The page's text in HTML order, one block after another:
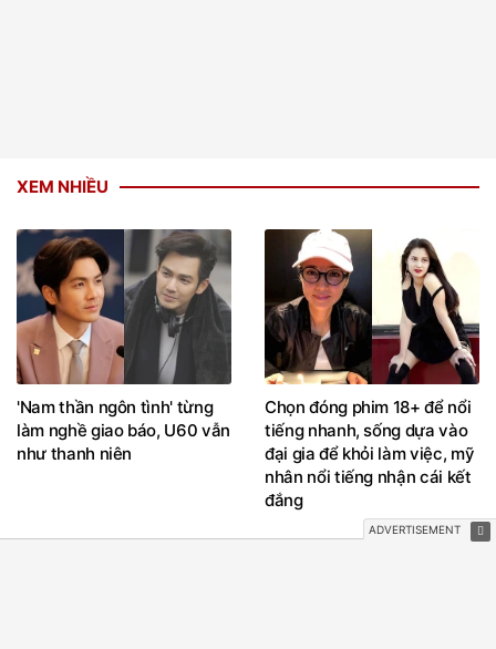
XEM NHIỀU
'Nam thần ngôn tình' từng
làm nghề giao báo, U60 vẫn
như thanh niên
Chọn đóng phim 18+ để nổi
tiếng nhanh, sống dựa vào
đại gia để khỏi làm việc, mỹ
nhân nổi tiếng nhận cái kết
đắng